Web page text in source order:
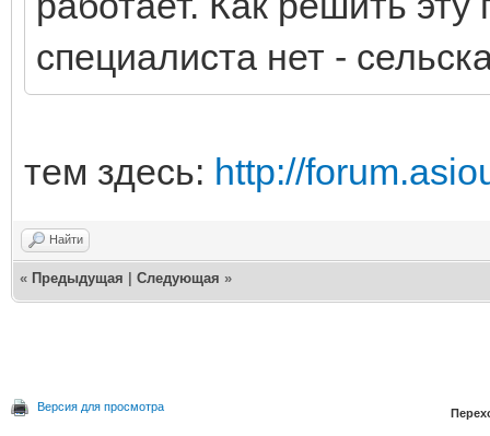
специалиста нет -
тем здесь: http://
Найти
« Предыдущая Следующая »
Версия для просмотра